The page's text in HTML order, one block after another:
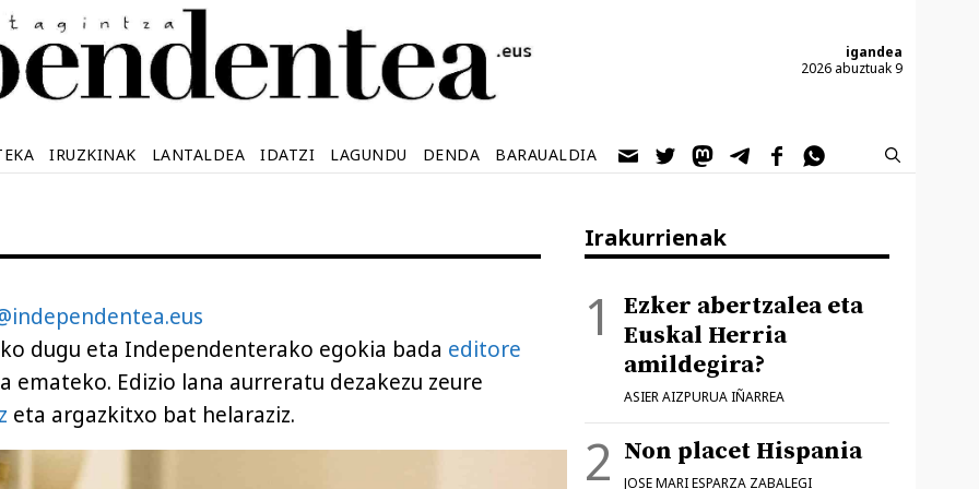
igandea
2026 abuztuak 9
IRUZKINAK LANTALDEA IDATZI LAGUNDU DENDA BARAUALDIA
dugu eta Independenterako egokia bada editore
emateko. Edizio lana aurreratu dezakezu zeure
eta argazkitxo bat helaraziz.
Irakurrienak
Ezker abertzalea eta
Euskal Herria
amildegira?
ASIER AIZPURUA IÑARREA
Non placet Hispania
JOSE MARI ESPARZA ZABALEGI